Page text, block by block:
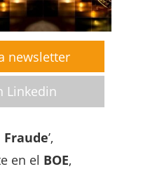
newsletter
Linkedin
’,
en el BOE,